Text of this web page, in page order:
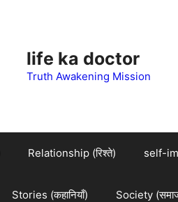
life ka doctor
Truth Awakening Mission
Relationship (रिश्ते) self-
Stories (कहानियाँ) Society